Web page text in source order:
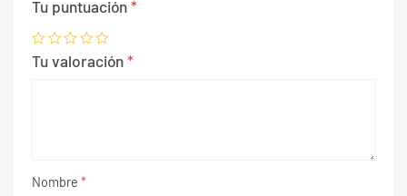
Tu puntuación*
Tu valoración*
Nombre *